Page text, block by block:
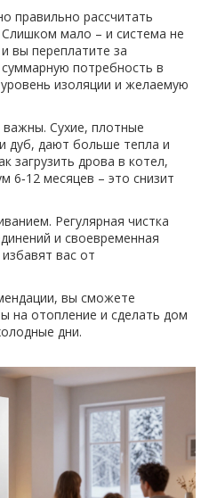
правильно рассчитать
мало – и система не
вы переплатите за
потребность в
изоляции и желаемую
Сухие, плотные
дуб, дают больше тепла и
загрузить дрова в котел,
6‑12 месяцев – это снизит
Регулярная чистка
и своевременная
вас от
вы сможете
на отопление и сделать дом
дни.